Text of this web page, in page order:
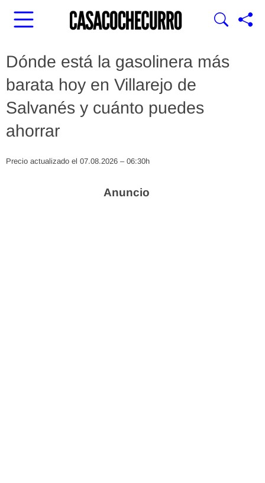
Dónde está la gasolinera más
barata hoy en Villarejo de
Salvanés y cuánto puedes
ahorrar
Precio actualizado el 07.08.2026 – 06:30h